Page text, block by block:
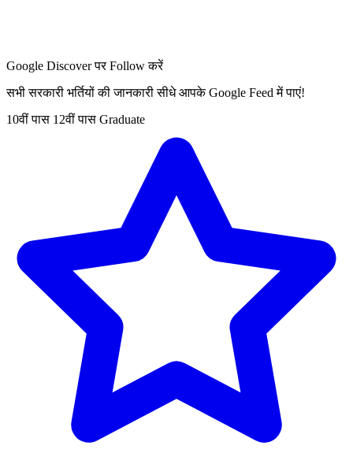
Google Discover पर Follow करें
सभी सरकारी भर्तियों की जानकारी सीधे आपके Google Feed में पाएं!
10वीं पास 12वीं पास Graduate